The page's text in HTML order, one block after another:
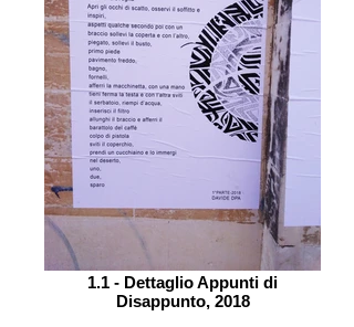
1.1 - Dettaglio Appunti di
Disappunto, 2018